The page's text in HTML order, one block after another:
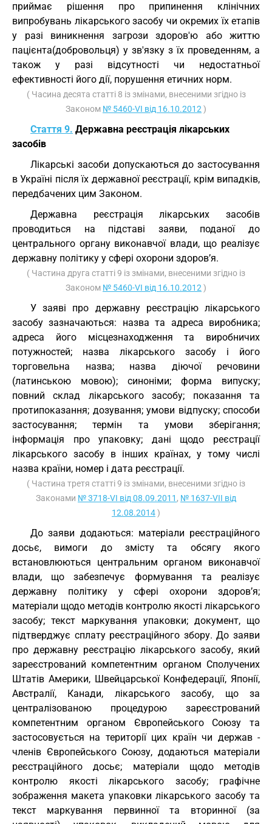
приймає рішення про припинення клінічних
випробувань лікарського засобу чи окремих їх етапів
у разі виникнення загрози здоров'ю або життю
пацієнта(добровольця) у зв'язку з їх проведенням, а
також у разі відсутності чи недостатньої
ефективності його дії, порушення етичних норм.
( Часина десята статті 8 із змінами, внесеними згідно із
Законом № 5460-VI від 16.10.2012 )
Стаття 9. Державна реєстрація лікарських
засобів
Лікарські засоби допускаються до застосування
в Україні після їх державної реєстрації, крім випадків,
передбачених цим Законом.
Державна реєстрація лікарських засобів
проводиться на підставі заяви, поданої до
центрального органу виконавчої влади, що реалізує
державну політику у сфері охорони здоров’я.
( Частина друга статті 9 із змінами, внесеними згідно із
Законом № 5460-VI від 16.10.2012 )
У заяві про державну реєстрацію лікарського
засобу зазначаються: назва та адреса виробника;
адреса його місцезнаходження та виробничих
потужностей; назва лікарського засобу і його
торговельна назва; назва діючої речовини
(латинською мовою); синоніми; форма випуску;
повний склад лікарського засобу; показання та
протипоказання; дозування; умови відпуску; способи
застосування; термін та умови зберігання;
інформація про упаковку; дані щодо реєстрації
лікарського засобу в інших країнах, у тому числі
назва країни, номер і дата реєстрації.
( Частина третя статті 9 із змінами, внесеними згідно із
Законами № 3718-VI від 08.09.2011 , № 1637-VII від
12.08.2014)
До заяви додаються: матеріали реєстраційного
досьє, вимоги до змісту та обсягу якого
встановлюються центральним органом виконавчої
влади, що забезпечує формування та реалізує
державну політику у сфері охорони здоров’я;
матеріали щодо методів контролю якості лікарського
засобу; текст маркування упаковки; документ, що
підтверджує сплату реєстраційного збору. До заяви
про державну реєстрацію лікарського засобу, який
зареєстрований компетентним органом Сполучених
Штатів Америки, Швейцарської Конфедерації, Японії,
Австралії, Канади, лікарського засобу, що за
централізованою процедурою зареєстрований
компетентним органом Європейського Союзу та
застосовується на території цих країн чи держав -
членів Європейського Союзу, додаються матеріали
реєстраційного досьє; матеріали щодо методів
контролю якості лікарського засобу; графічне
зображення макета упаковки лікарського засобу та
текст маркування первинної та вторинної (за